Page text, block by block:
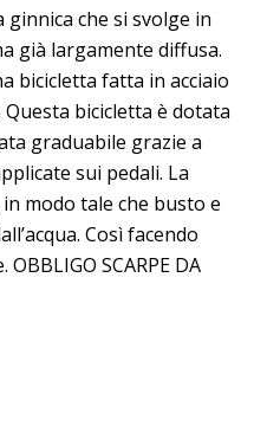
ginnica che si svolge in
già largamente diffusa.
bicicletta fatta in acciaio
bicicletta è dotata
graduabile grazie a
sui pedali. La
modo tale che busto e
Così facendo
SCARPE DA